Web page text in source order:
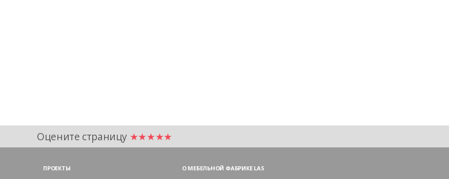
Оцените страницу ★★★★★
ПРОЕКТЫ О МЕБЕЛЬНОЙ ФАБРИКЕ LAS